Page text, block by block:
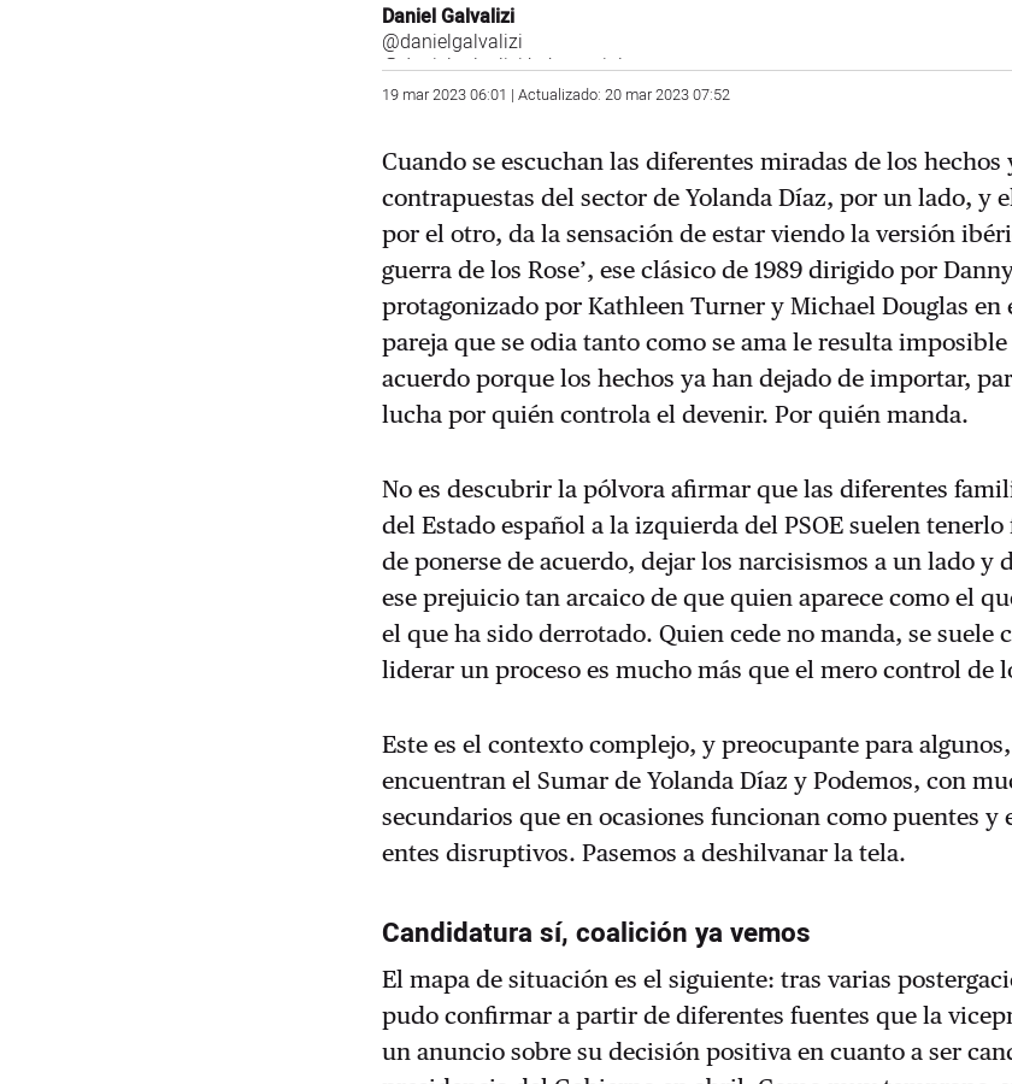
Daniel Galvalizi
@danielgalvalizi
@danielgalvalizi.bsky.social
19 mar 2023 06:01 | Actualizado: 20 mar 2023 07:52
Cuando se escuchan las diferentes miradas de los hechos
contrapuestas del sector de Yolanda Díaz, por un lado, y
por el otro, da la sensación de estar viendo la versión
guerra de los Rose’, ese clásico de 1989 dirigido por
protagonizado por Kathleen Turner y Michael Douglas en
pareja que se odia tanto como se ama le resulta
acuerdo porque los hechos ya han dejado de importar,
lucha por quién controla el devenir. Por quién manda.
No es descubrir la pólvora afirmar que las diferentes
del Estado español a la izquierda del PSOE suelen
de ponerse de acuerdo, dejar los narcisismos a un lado y
ese prejuicio tan arcaico de que quien aparece como el
el que ha sido derrotado. Quien cede no manda, se suele
liderar un proceso es mucho más que el mero control de
Este es el contexto complejo, y preocupante para
encuentran el Sumar de Yolanda Díaz y Podemos, con
secundarios que en ocasiones funcionan como puentes y
entes disruptivos. Pasemos a deshilvanar la tela.
Candidatura sí, coalición ya vemos
El mapa de situación es el siguiente: tras varias
pudo confirmar a partir de diferentes fuentes que la
un anuncio sobre su decisión positiva en cuanto a ser